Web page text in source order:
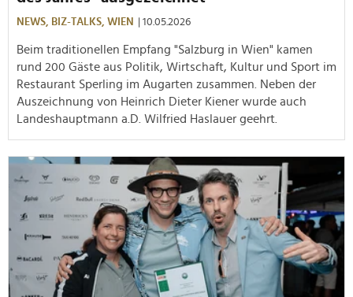
NEWS, BIZ-TALKS, WIEN | 10.05.2026
Beim traditionellen Empfang "Salzburg in Wien" kamen
rund 200 Gäste aus Politik, Wirtschaft, Kultur und Sport im
Restaurant Sperling im Augarten zusammen. Neben der
Auszeichnung von Heinrich Dieter Kiener wurde auch
Landeshauptmann a.D. Wilfried Haslauer geehrt.